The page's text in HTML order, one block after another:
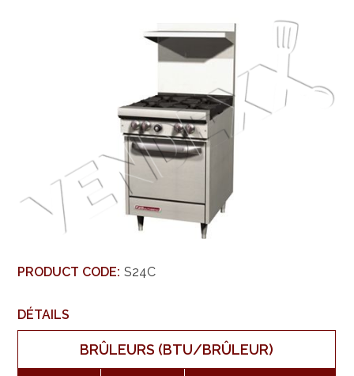
PRODUCT CODE: S24C
DÉTAILS
BRÛLEURS (BTU/BRÛLEUR)